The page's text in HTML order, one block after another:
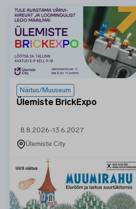
Näitus/Muuseum
Ülemiste BrickExpo
8.8.2026-13.6.2027
Ülemiste City